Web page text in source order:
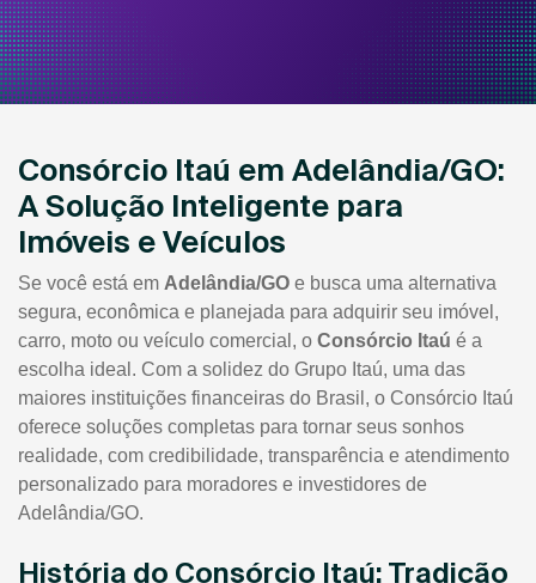
Consórcio Itaú em Adelândia/GO:
A Solução Inteligente para
Imóveis e Veículos
Se você está em Adelândia/GO e busca uma alternativa
segura, econômica e planejada para adquirir seu imóvel,
carro, moto ou veículo comercial, o Consórcio Itaú é a
escolha ideal. Com a solidez do Grupo Itaú, uma das
maiores instituições financeiras do Brasil, o Consórcio Itaú
oferece soluções completas para tornar seus sonhos
realidade, com credibilidade, transparência e atendimento
personalizado para moradores e investidores de
Adelândia/GO.
História do Consórcio Itaú: Tradição